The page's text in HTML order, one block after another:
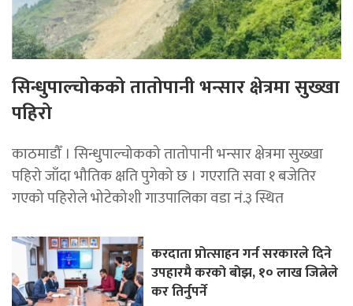
सिन्धुपाल्चोकको तातोपानी भन्सार क्षेत्रमा सुख्खा
पहिरो
काठमाडौँ । सिन्धुपाल्चोकको तातोपानी भन्सार क्षेत्रमा सुख्खा
पहिरो जाँदा भौतिक क्षति पुगेको छ । गएराति सवा १ बजेतिर
गएको पहिरोले भोटेकोशी गाउपालिका वडा नं.३ स्थित
करदाता प्रोत्साहन गर्न सरकारले दिने
उपहारमै करको बोझ, १० लाख जित्नेले
कर तिर्नुपर्ने